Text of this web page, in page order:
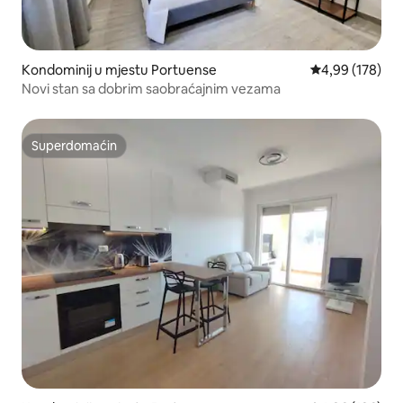
Kondominij u mjestu Portuense Prosječna
4,99 (178)
Novi stan sa dobrim saobraćajnim vezama
Superdomaćin
Superdomaćin